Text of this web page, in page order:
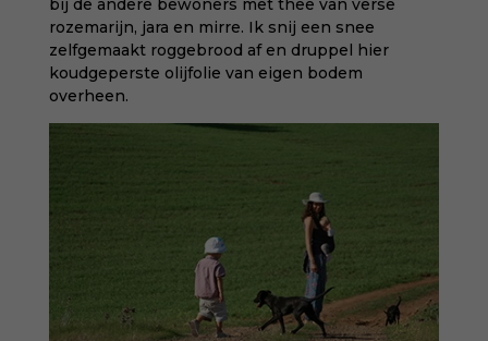
rozemarijn, jara en mirre. Ik snij een snee
zelfgemaakt roggebrood af en druppel hier
koudgeperste olijfolie van eigen bodem
overheen.